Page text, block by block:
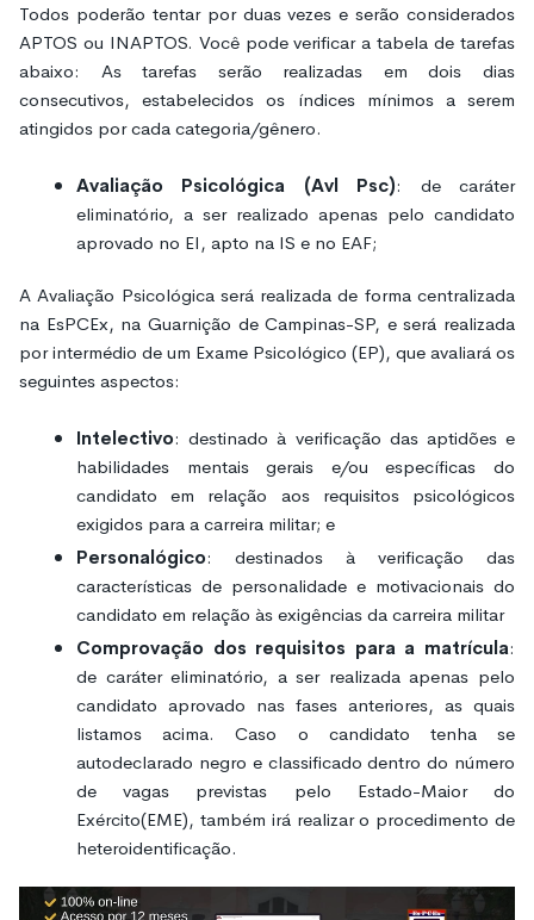
Todos poderão tentar por duas vezes e serão considerados
APTOS ou INAPTOS. Você pode verificar a tabela de tarefas
abaixo: As tarefas serão realizadas em dois dias
consecutivos, estabelecidos os índices mínimos a serem
atingidos por cada categoria/gênero.
Avaliação Psicológica (Avl Psc): de caráter
eliminatório, a ser realizado apenas pelo candidato
aprovado no EI, apto na IS e no EAF;
A Avaliação Psicológica será realizada de forma centralizada
na EsPCEx, na Guarnição de Campinas-SP, e será realizada
por intermédio de um Exame Psicológico (EP), que avaliará os
seguintes aspectos:
Intelectivo: destinado à verificação das aptidões e
habilidades mentais gerais e/ou específicas do
candidato em relação aos requisitos psicológicos
exigidos para a carreira militar; e
Personalógico: destinados à verificação das
características de personalidade e motivacionais do
candidato em relação às exigências da carreira militar
Comprovação dos requisitos para a matrícula:
de caráter eliminatório, a ser realizada apenas pelo
candidato aprovado nas fases anteriores, as quais
listamos acima. Caso o candidato tenha se
autodeclarado negro e classificado dentro do número
de vagas previstas pelo Estado-Maior do
Exército(EME), também irá realizar o procedimento de
heteroidentificação.